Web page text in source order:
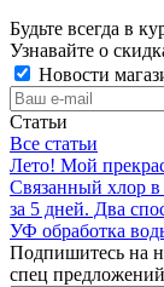
Будьте всегда в
Узнавайте о
Новости
Статьи
Все статьи
Лето! Мой
Связанный хлор
за 5 дней. Два
УФ обработка
Подпишитесь на
спец